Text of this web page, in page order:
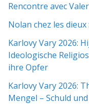
Rencontre avec
Nolan chez les
Karlovy Vary 2026:
Ideologische
ihre Opfer
Karlovy Vary 2026:
Mengel – Schuld